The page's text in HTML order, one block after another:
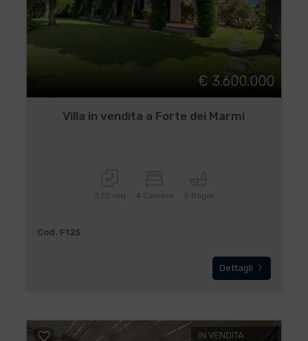
€ 3.600.000
Villa in vendita a Forte dei Marmi
330 mq 4 Camere 5 Bagni
Cod. F125
Dettagli
IN VENDITA